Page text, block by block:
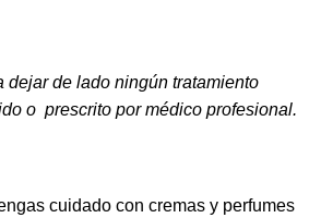
dejar de lado ningún tratamiento
o prescrito por médico profesional.
cuidado con cremas y perfumes